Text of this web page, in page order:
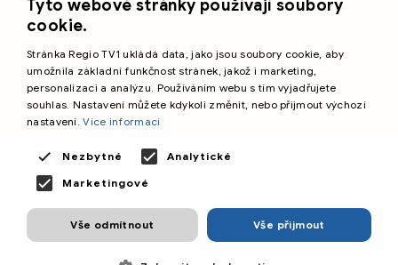
Sport
Cestování
©️
Primetime Media s.r.o.
Tyto webové stránky používají soubory
cookie.
Stránka Regio TV1 ukládá data, jako jsou soubory cookie, aby
umožnila základní funkčnost stránek, jakož i marketing,
personalizaci a analýzu. Používáním webu s tím vyjadřujete
souhlas. Nastavení můžete kdykoli změnit, nebo přijmout výchozí
nastavení.Více informací
Nezbytné
Analytické
Marketingové
Vše přijmout
Vše odmítnout